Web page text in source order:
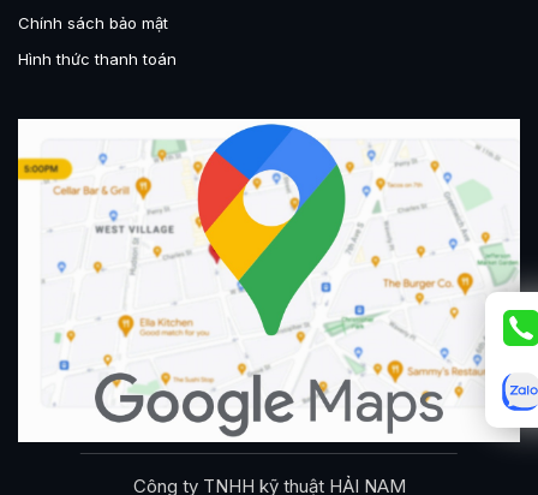
Chính sách bảo mật
Hình thức thanh toán
Công ty TNHH kỹ thuật HẢI NAM